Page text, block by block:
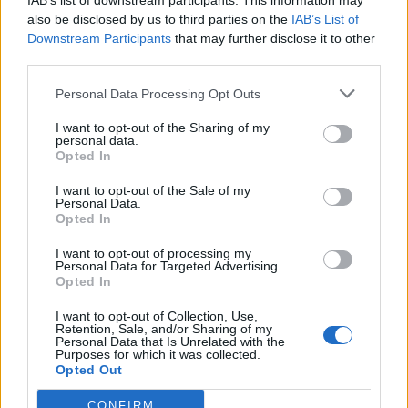
also be disclosed by us to third parties on the IAB’s List of
Downstream Participants that may further disclose it to other
Personal Data Processing Opt Outs
I want to opt-out of the Sharing of my
personal data.
Opted In
I want to opt-out of the Sale of my
Personal Data.
Opted In
I want to opt-out of processing my
Personal Data for Targeted Advertising.
Opted In
I want to opt-out of Collection, Use,
Retention, Sale, and/or Sharing of my
Personal Data that Is Unrelated with the
Purposes for which it was collected.
Opted Out
CONFIRM
17 Agustin Meli Coghinas Calcio 5
Luca Scognamillo Alghero Calcio